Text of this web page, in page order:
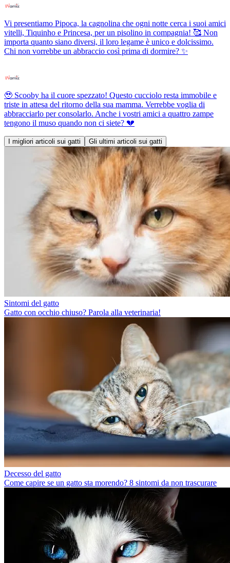
Vi presentiamo Pipoca, la cagnolina che ogni notte cerca i suoi amici
vitelli, Tiquinho e Princesa, per un pisolino in compagnia! 🥰 Non
importa quanto siano diversi, il loro legame è unico e dolcissimo.
Chi non vorrebbe un abbraccio così prima di dormire? ✨
🥹 Scooby ha il cuore spezzato! Questo cucciolo resta immobile e
triste in attesa del ritorno della sua mamma. Verrebbe voglia di
abbracciarlo per consolarlo. Anche i vostri amici a quattro zampe
tengono il muso quando non ci siete? 💔
I migliori articoli sui gatti Gli ultimi articoli sui gatti
Sintomi del gatto
Gatto con occhio chiuso? Parola alla veterinaria!
Decesso del gatto
Come capire se un gatto sta morendo? 8 sintomi da non trascurare